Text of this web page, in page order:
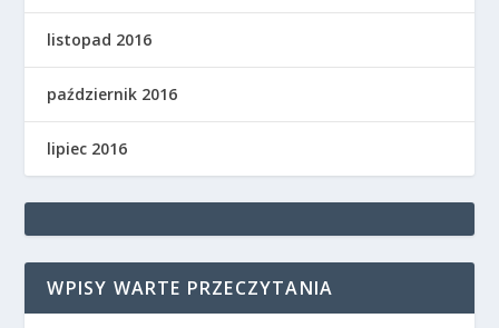
listopad 2016
październik 2016
lipiec 2016
WPISY WARTE PRZECZYTANIA